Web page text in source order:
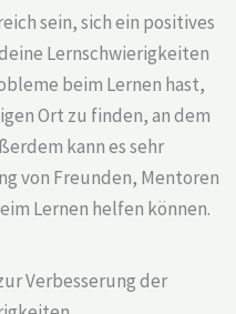
sein, sich ein positives
Lernschwierigkeiten
beim Lernen hast,
Ort zu finden, an dem
kann es sehr
von Freunden, Mentoren
Lernen helfen können.